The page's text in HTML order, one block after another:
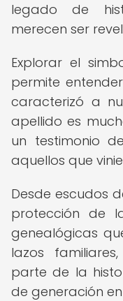
legado de
merecen ser
Explorar el
permite
caracterizó a
apellido es
un testimonio
aquellos que
Desde escudos
protección de
genealógicas
lazos
parte de la
de generación